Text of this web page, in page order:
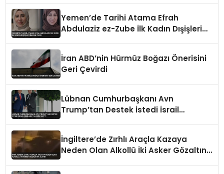
Yemen’de Tarihi Atama Efrah
Abdulaziz ez-Zube İlk Kadın Dışişleri
İran ABD’nin Hürmüz Boğazı Önerisini
Geri Çevirdi
Lübnan Cumhurbaşkanı Avn
Trump’tan Destek İstedi İsrail
İngiltere’de Zırhlı Araçla Kazaya
Neden Olan Alkollü İki Asker Gözaltına